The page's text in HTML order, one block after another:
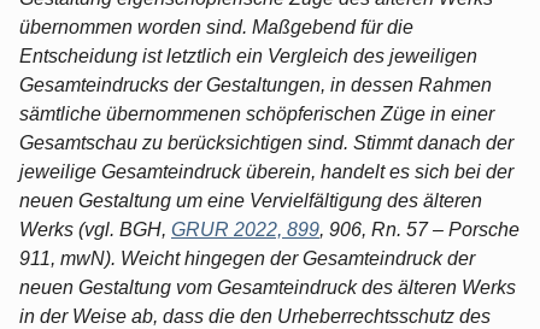
übernommen worden sind. Maßgebend für die
Entscheidung ist letztlich ein Vergleich des jeweiligen
Gesamteindrucks der Gestaltungen, in dessen Rahmen
sämtliche übernommenen schöpferischen Züge in einer
Gesamtschau zu berücksichtigen sind. Stimmt danach der
jeweilige Gesamteindruck überein, handelt es sich bei der
neuen Gestaltung um eine Vervielfältigung des älteren
Werks (vgl. BGH, GRUR 2022, 899, 906, Rn. 57 – Porsche
911, mwN). Weicht hingegen der Gesamteindruck der
neuen Gestaltung vom Gesamteindruck des älteren Werks
in der Weise ab, dass die den Urheberrechtsschutz des